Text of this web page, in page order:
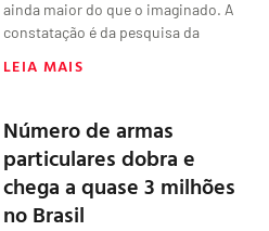
ainda maior do que o imaginado. A
constatação é da pesquisa da
LEIA MAIS
Número de armas
particulares dobra e
chega a quase 3 milhões
no Brasil